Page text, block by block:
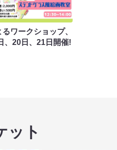
ワークショップ、
、20日、21日開催!
ット